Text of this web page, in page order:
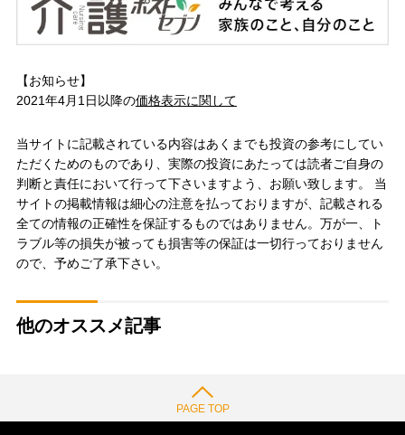
【お知らせ】
2021年4月1日以降の価格表示に関して
当サイトに記載されている内容はあくまでも投資の参考にしてい
ただくためのものであり、実際の投資にあたっては読者ご自身の
判断と責任において行って下さいますよう、お願い致します。 当
サイトの掲載情報は細心の注意を払っておりますが、記載される
全ての情報の正確性を保証するものではありません。万が一、ト
ラブル等の損失が被っても損害等の保証は一切行っておりません
ので、予めご了承下さい。
他のオススメ記事
PAGE TOP